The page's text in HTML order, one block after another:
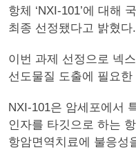
항체 ‘NXI-101’에 대해
최종 선정됐다고 밝혔다.
이번 과제 선정으로 넥
선도물질 도출에 필요
NXI-101은 암세포에서
인자를 타깃으로 하는
항암면역치료에 불응성